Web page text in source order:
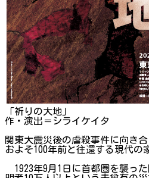
「祈りの大地」
作・演出＝シライケイタ
関東大震災後の虐殺事件に向き合
およそ100年前と往還する現代の
1923年9月1日に首都圏を襲っ